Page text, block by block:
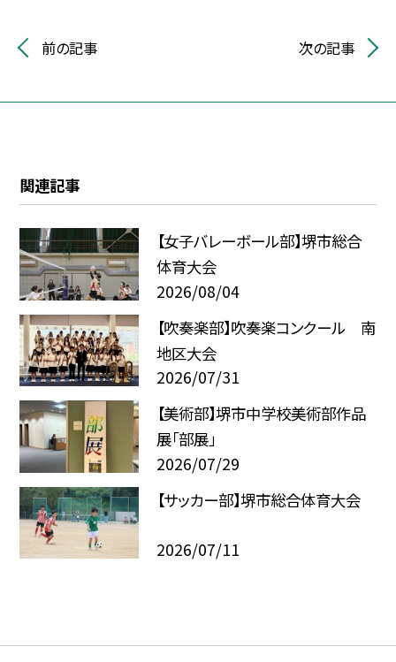
前の記事 次の記事
関連記事
【女子バレーボール部】堺市総合
体育大会
2026/08/04
【吹奏楽部】吹奏楽コンクール 南
地区大会
2026/07/31
【美術部】堺市中学校美術部作品
展「部展」
2026/07/29
【サッカー部】堺市総合体育大会
2026/07/11